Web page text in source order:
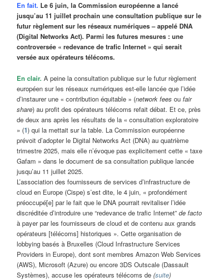
En fait. Le 6 juin, la Commission européenne a lancé
jusqu’au 11 juillet prochain une consultation publique sur le
futur règlement sur les réseaux numériques – appelé DNA
(Digital Networks Act). Parmi les futures mesures : une
controversée « redevance de trafic Internet » qui serait
versée aux opérateurs télécoms.
En clair. A peine la consultation publique sur le futur règlement
européen sur les réseaux numériques est-elle lancée que l’idée
d’instaurer une « contribution équitable » (network fees oufair
share) au profit des opérateurs télécoms refait débat. Et ce, près
de deux ans après les résultats de la « consultation exploratoire
» (1) qui la mettait sur la table. La Commission européenne
prévoit d’adopter le Digital Networks Act (DNA) au quatrième
trimestre 2025, mais elle n’évoque pas explicitement cette « taxe
Gafam » dans le document de sa consultation publique lancée
jusqu’au 11 juillet 2025.
L’association des fournisseurs de services d’infrastructure de
cloud en Europe (Cispe) s’est dite, le 4 juin, « profondément
préoccupé[e] par le fait que le DNA pourrait revitaliser l’idée
discréditée d’introduire une “redevance de trafic Internet”de facto
à payer par les fournisseurs de cloud et de contenu aux grands
opérateurs [télécoms] historiques ». Cette organisation de
lobbying basés à Bruxelles (Cloud Infrastructure Services
Providers in Europe), dont sont membres Amazon Web Services
(AWS), Microsoft (Azure) ou encore 3DS Outscale (Dassault
Systèmes), accuse les opérateurs télécoms de(suite)